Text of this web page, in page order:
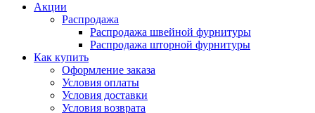
Акции
Распродажа
Распродажа швейной фурнитуры
Распродажа шторной фурнитуры
Как купить
Оформление заказа
Условия оплаты
Условия доставки
Условия возврата